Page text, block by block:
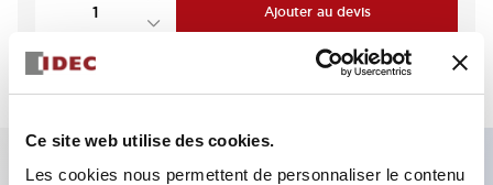
Ce site web utilise des cookies.
Les cookies nous permettent de personnaliser le contenu
Ajouter au devis